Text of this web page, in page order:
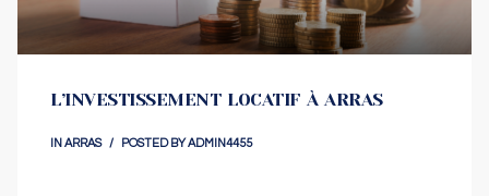
L’INVESTISSEMENT LOCATIF À ARRAS
IN ARRAS POSTED BYADMIN4455